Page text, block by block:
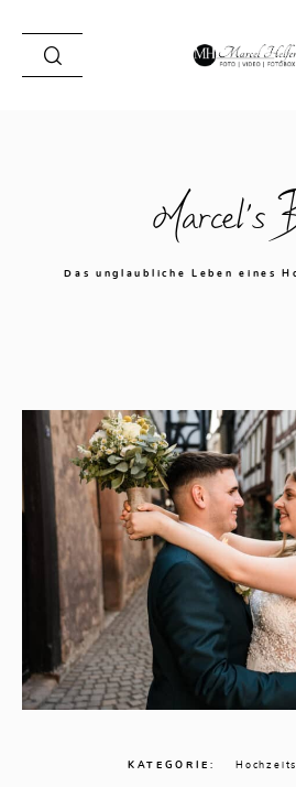
Blog
Kontakt
Marcel's
Das unglaubliche Leben eines
KATEGORIE